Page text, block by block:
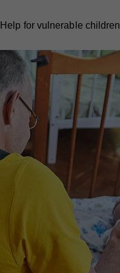
Help for vulnerable children